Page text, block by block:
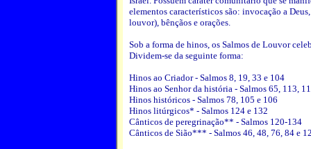
elementos característicos são: invocação a
louvor), bênçãos e orações.
Sob a forma de hinos, os Salmos de Louvor
Dividem-se da seguinte forma:
Hinos ao Criador - Salmos 8, 19, 33 e 104
Hinos ao Senhor da história - Salmos 65, 113,
Hinos históricos - Salmos 78, 105 e 106
Hinos litúrgicos* - Salmos 124 e 132
Cânticos de peregrinação** - Salmos 120-134
Cânticos de Sião*** - Salmos 46, 48, 76, 84 e